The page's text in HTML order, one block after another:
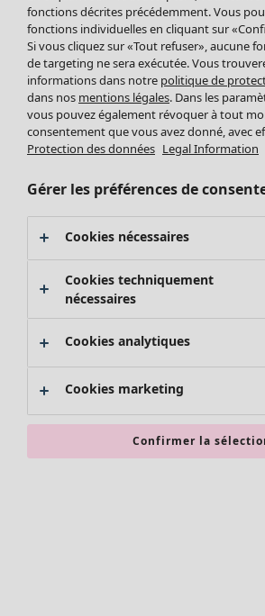
Leggings et collants
Accessoires
Chaussures
Vêtements de bain
Basics
Soldes Mobilier
Bonnes affaires déco
Décoration
Textiles
Tapis
Éponge
Promos SOLDES
Les promos de Gudrun Sjödén
Nouvel arrivage
Bonnes affaires en soldes - jusqu'à -70
fonctions décrites précédemment. Vous
fonctions individuelles en cliquant sur
Si vous cliquez sur «Tout refuser», aucune
de targeting ne sera exécutée. Vous
informations dans notre politique de
dans nos mentions légales. Dans les
vous pouvez également révoquer à tout
consentement que vous avez donné, avec
Protection des données Legal Information
Gérer les préférences de
Cookies nécessaires
Cookies techniquement
nécessaires
Cookies analytiques
Cookies marketing
Confirmer la